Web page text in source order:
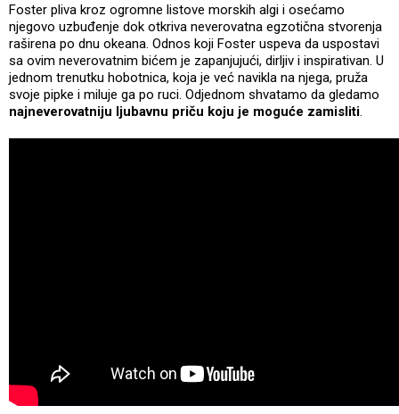
Foster pliva kroz ogromne listove morskih algi i osećamo
njegovo uzbuđenje dok otkriva neverovatna egzotična stvorenja
raširena po dnu okeana. Odnos koji Foster uspeva da uspostavi
sa ovim neverovatnim bićem je zapanjujući, dirljiv i inspirativan. U
jednom trenutku hobotnica, koja je već navikla na njega, pruža
svoje pipke i miluje ga po ruci. Odjednom shvatamo da gledamo
najneverovatniju ljubavnu priču koju je moguće zamisliti.